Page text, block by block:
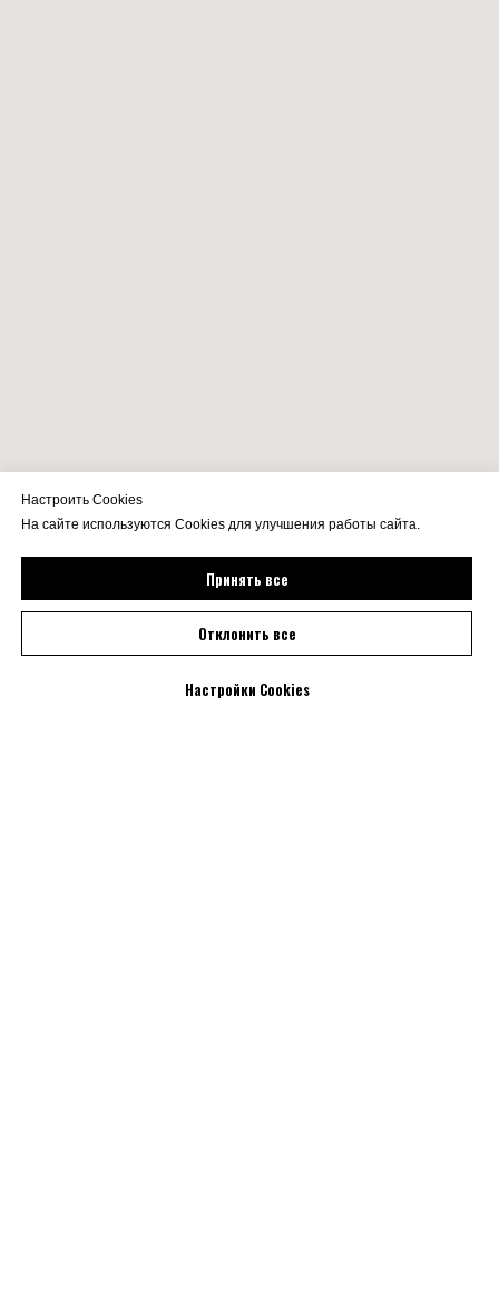
Настроить Cookies
На сайте используются Cookies для улучшения работы сайта.
Принять все
Отклонить все
Настройки Cookies